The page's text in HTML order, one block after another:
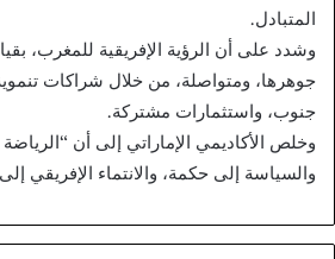
المتبادل.
وشدد على أن الرؤية الإفريقية للمغرب،
جوهرها، ومتواصلة، من خلال شراكات
جنوب، واستثمارات مشتركة.
وخلص الأكاديمي الإماراتي إلى أن
والسياسة إلى حكمة، والانتماء الإفريقي